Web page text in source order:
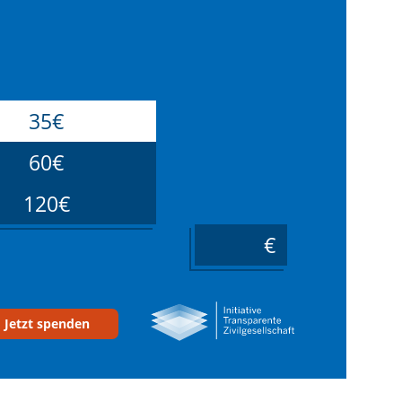
35€
60€
120€
Jetzt spenden